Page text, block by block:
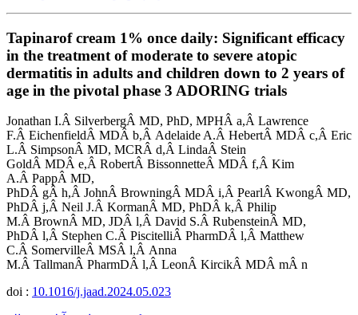
Tapinarof cream 1% once daily: Significant efficacy
in the treatment of moderate to severe atopic
dermatitis in adults and children down to 2 years of
age in the pivotal phase 3 ADORING trials
Jonathan I.Â SilverbergÂ MD, PhD, MPHÂ a,Â Lawrence
F.Â EichenfieldÂ MDÂ b,Â Adelaide A.Â HebertÂ MDÂ c,Â Eric
L.Â SimpsonÂ MD, MCRÂ d,Â LindaÂ Stein
GoldÂ MDÂ e,Â RobertÂ BissonnetteÂ MDÂ f,Â Kim
A.Â PappÂ MD,
PhDÂ gÂ h,Â JohnÂ BrowningÂ MDÂ i,Â PearlÂ KwongÂ MD,
PhDÂ j,Â Neil J.Â KormanÂ MD, PhDÂ k,Â Philip
M.Â BrownÂ MD, JDÂ l,Â David S.Â RubensteinÂ MD,
PhDÂ l,Â Stephen C.Â PiscitelliÂ PharmDÂ l,Â Matthew
C.Â SomervilleÂ MSÂ l,Â Anna
M.Â TallmanÂ PharmDÂ l,Â LeonÂ KircikÂ MDÂ mÂ n
doi : 10.1016/j.jaad.2024.05.023